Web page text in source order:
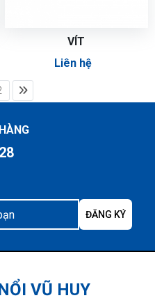
VÍT
Liên hệ
VŨ HUY